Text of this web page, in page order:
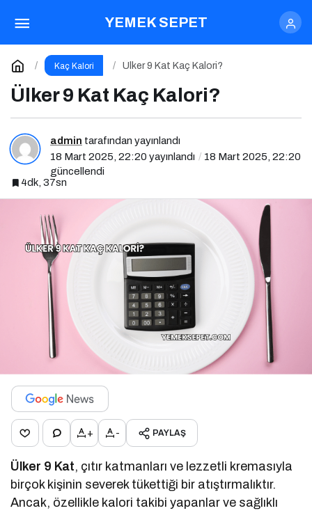
YEMEK SEPET
Kaç Kalori Ülker 9 Kat Kaç Kalori?
Ülker 9 Kat Kaç Kalori?
admin tarafından yayınlandı
18 Mart 2025, 22:20 yayınlandı
18 Mart 2025, 22:20
güncellendi
4dk, 37sn
+ - PAYLAŞ
Ülker 9 Kat, çıtır katmanları ve lezzetli kremasıyla
birçok kişinin severek tükettiği bir atıştırmalıktır.
Ancak, özellikle kalori takibi yapanlar ve sağlıklı
Ülker Hanımeller Fındıklı Kaç
Kalori?Yorum Yap